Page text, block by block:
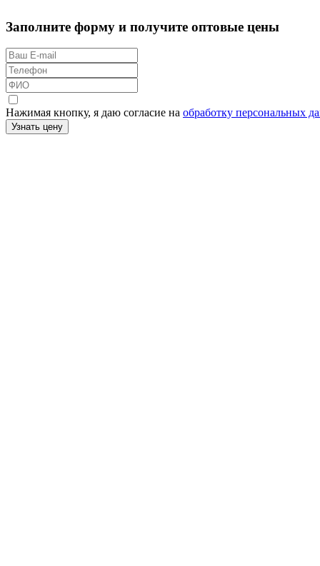
Заполните форму и получите оптовые цены
Нажимая кнопку, я даю согласие на обработку персональных
Узнать цену